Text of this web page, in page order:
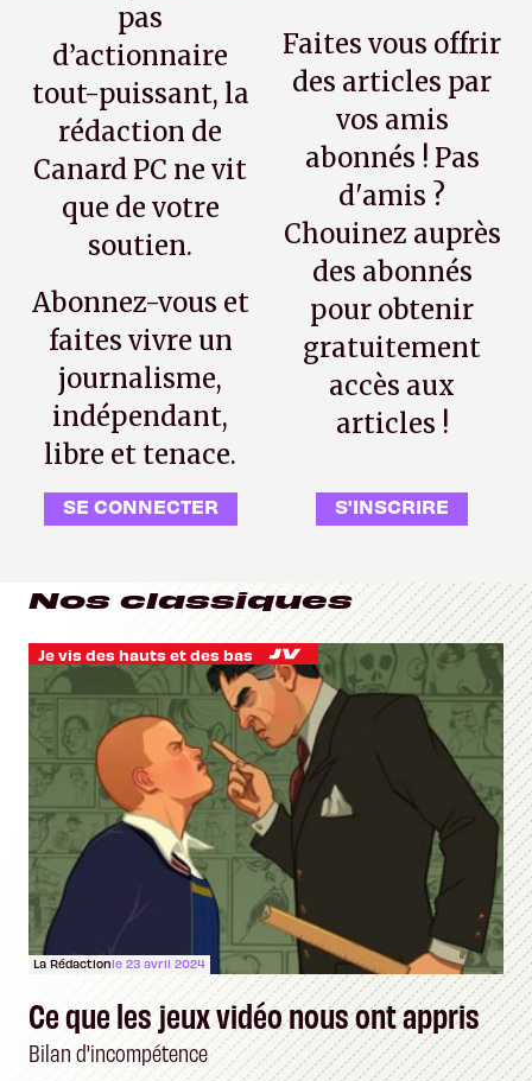
pas
d’actionnaire
tout-puissant, la
rédaction de
Canard PC ne vit
que de votre
soutien.
Abonnez-vous et
faites vivre un
journalisme,
indépendant,
libre et tenace.
SE CONNECTER
Faites vous offrir
des articles par
vos amis
abonnés ! Pas
d'amis ?
Chouinez auprès
des abonnés
pour obtenir
gratuitement
accès aux
articles !
S'INSCRIRE
Nos classiques
Je vis des hauts et des bas
La Rédactionle 23 avril 2024
Ce que les jeux vidéo nous ont appris
Bilan d'incompétence